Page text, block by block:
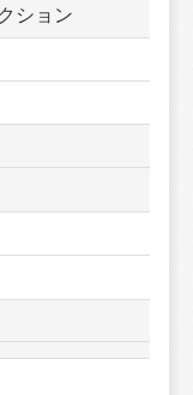
ション